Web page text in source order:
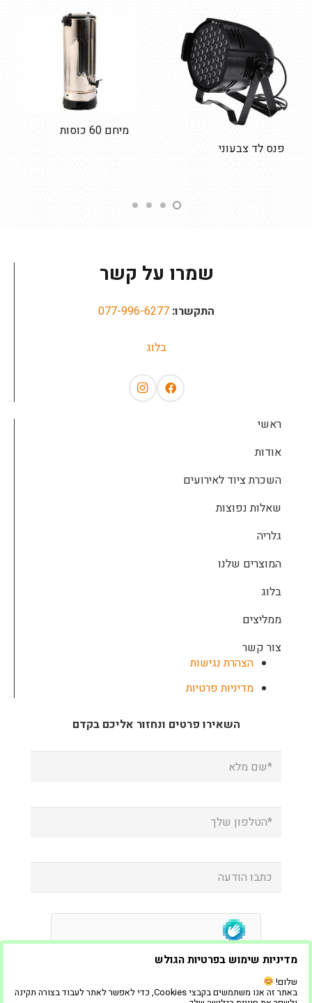
פנס לד צבעוני
מיחם 60 כוסות
שמרו על קשר
התקשרו: 077-996-6277
בלוג
ראשי
אודות
השכרת ציוד לאירועים
שאלות נפוצות
גלריה
המוצרים שלנו
בלוג
ממליצים
צור קשר
הצהרת נגישות
מדיניות פרטיות
השאירו פרטים ונחזור אליכם בקדם
מדיניות שימוש בפרטיות הגולש
שלום!
באתר זה אנו משתמשים בקבצי Cookies, כדי לאפשר לאתר לעבוד בצורה תקינה